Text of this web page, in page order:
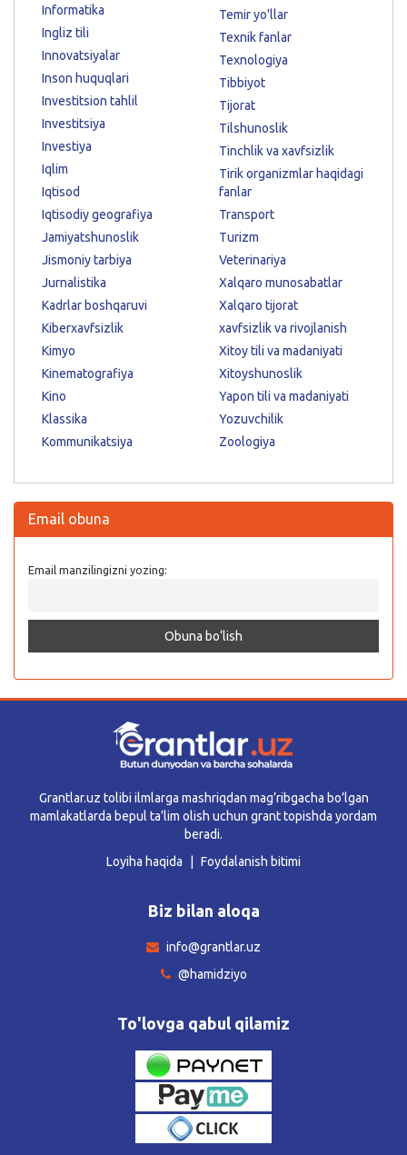
Informatika
Ingliz tili
Innovatsiyalar
Inson huquqlari
Investitsion tahlil
Investitsiya
Investiya
Iqlim
Iqtisod
Iqtisodiy geografiya
Jamiyatshunoslik
Jismoniy tarbiya
Jurnalistika
Kadrlar boshqaruvi
Kiberxavfsizlik
Kimyo
Kinematografiya
Kino
Klassika
Kommunikatsiya
Temir yo'llar
Texnik fanlar
Texnologiya
Tibbiyot
Tijorat
Tilshunoslik
Tinchlik va xavfsizlik
Tirik organizmlar haqidagi
fanlar
Transport
Turizm
Veterinariya
Xalqaro munosabatlar
Xalqaro tijorat
xavfsizlik va rivojlanish
Xitoy tili va madaniyati
Xitoyshunoslik
Yapon tili va madaniyati
Yozuvchilik
Zoologiya
Email obuna
Email manzilingizni yozing:
Grantlar.uz tolibi ilmlarga mashriqdan mag’ribgacha bo’lgan
mamlakatlarda bepul ta’lim olish uchun grant topishda yordam
beradi.
Loyiha haqida
Foydalanish bitimi
Biz bilan aloqa
info@grantlar.uz
@hamidziyo
To'lovga qabul qilamiz